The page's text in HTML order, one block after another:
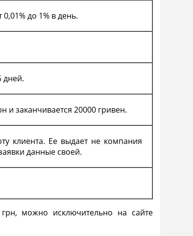
до 1% в день.
дней.
и заканчивается 20000 гривен.
клиента. Ее выдает не компания
данные своей.
можно исключительно на сайте